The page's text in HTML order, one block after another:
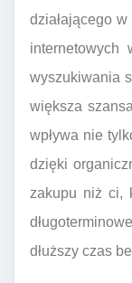
działającego
wyszukiwania
większa
wpływa nie
dzięki
zakupu niż ci,
dłuższy czas